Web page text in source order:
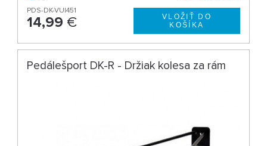
PDS-DK-VU|451
14,99 €
Pedálešport DK-R - Držiak kolesa za rám